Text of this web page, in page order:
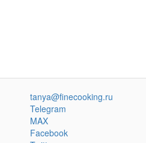
tanya@finecooking.ru
Telegram
MAX
Facebook